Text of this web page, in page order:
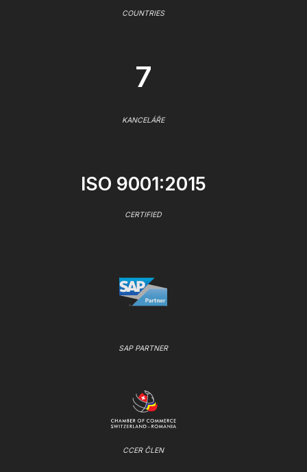
COUNTRIES
7
KANCELÁŘE
ISO 9001:2015
CERTIFIED
SAP PARTNER
CCER ČLEN